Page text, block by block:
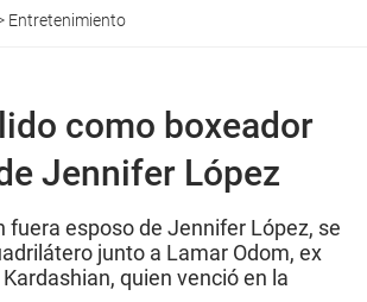
Entretenimiento
como boxeador
Jennifer López
fuera esposo de Jennifer López, se
junto a Lamar Odom, ex
quien venció en la